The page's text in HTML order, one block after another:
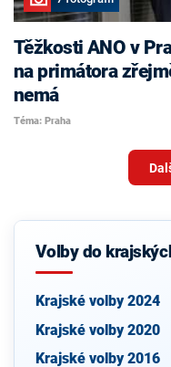
Těžkosti ANO v
na primátora
nemá
Téma: Praha
Volby do
Krajské volby 2024
Krajské volby 2020
Krajské volby 2016